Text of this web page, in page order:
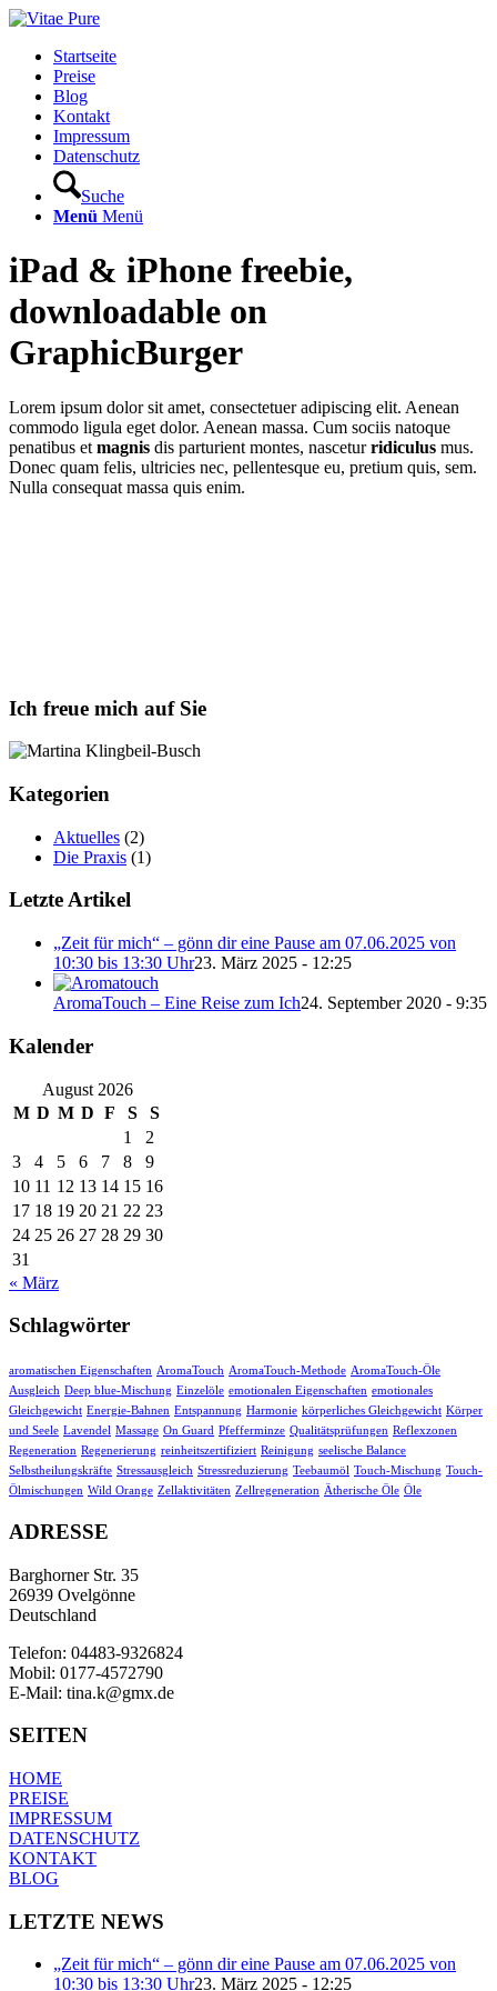
Startseite
Preise
Blog
Kontakt
Impressum
Datenschutz
Suche
Menü Menü
iPad & iPhone freebie,
downloadable on
GraphicBurger
Lorem ipsum dolor sit amet, consectetuer adipiscing elit. Aenean
commodo ligula eget dolor. Aenean massa. Cum sociis natoque
penatibus et magnis dis parturient montes, nasceturridiculus mus.
Donec quam felis, ultricies nec, pellentesque eu, pretium quis, sem.
Nulla consequat massa quis enim.
Ich freue mich auf Sie
Kategorien
Aktuelles (2)
Die Praxis (1)
Letzte Artikel
„Zeit für mich“ – gönn dir eine Pause am 07.06.2025 von
10:30 bis 13:30 Uhr23. März 2025 - 12:25
AromaTouch – Eine Reise zum Ich24. September 2020 - 9:35
Kalender
August 2026
M D M D F S
S
1
2
3
4 5 6 7 8
9
10 11 12 13 14 15 16
17 18 19 20 21 22 23
24 25 26 27 28 29 30
31
« März
Schlagwörter
aromatischen Eigenschaften AromaTouch AromaTouch-Methode AromaTouch-Öle
Ausgleich Deep blue-Mischung Einzelöle emotionalen Eigenschaften emotionales
Gleichgewicht Energie-Bahnen Entspannung Harmonie körperliches Gleichgewicht Körper
und Seele Lavendel Massage On Guard Pfefferminze Qualitätsprüfungen Reflexzonen
Regeneration Regenerierung reinheitszertifiziert Reinigung seelische Balance
Selbstheilungskräfte Stressausgleich Stressreduzierung Teebaumöl Touch-Mischung Touch-
Ölmischungen Wild Orange Zellaktivitäten Zellregeneration Ätherische Öle Öle
ADRESSE
Barghorner Str. 35
26939 Ovelgönne
Deutschland
Telefon: 04483-9326824
Mobil: 0177-4572790
E-Mail: tina.k@gmx.de
SEITEN
HOME
PREISE
IMPRESSUM
DATENSCHUTZ
KONTAKT
BLOG
LETZTE NEWS
„Zeit für mich“ – gönn dir eine Pause am 07.06.2025 von
10:30 bis 13:30 Uhr23. März 2025 - 12:25